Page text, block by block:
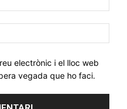
web:
electrònic i el lloc web
vegada que ho faci.